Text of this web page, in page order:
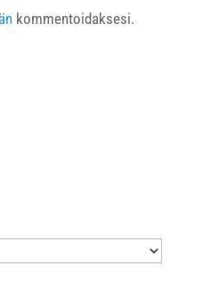
kommentoidaksesi.